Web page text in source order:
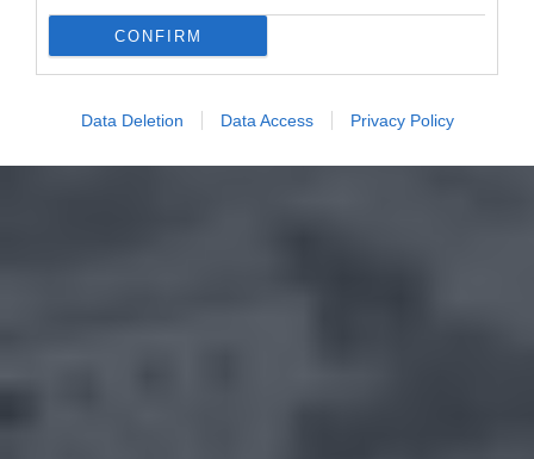
CONFIRM
Data Deletion Data Access Privacy Policy